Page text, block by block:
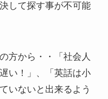
して探す事が不可能
方から・・「社会人
い！」、「英話は小
いないと出来るよう